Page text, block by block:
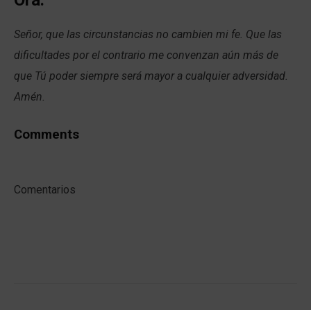
Señor, que las circunstancias no cambien mi fe. Que las
dificultades por el contrario me convenzan aún más de
que Tú poder siempre será mayor a cualquier adversidad.
Amén.
Comments
Comentarios